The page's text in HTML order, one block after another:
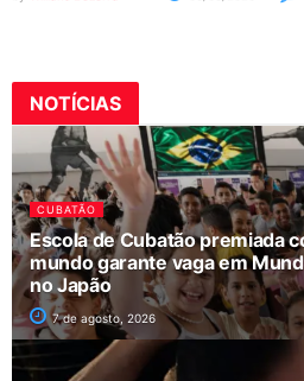
NOTÍCIAS
CUBATÃO
Escola de Cubatão premiada
mundo garante vaga em
no Japão
7 de agosto, 2026